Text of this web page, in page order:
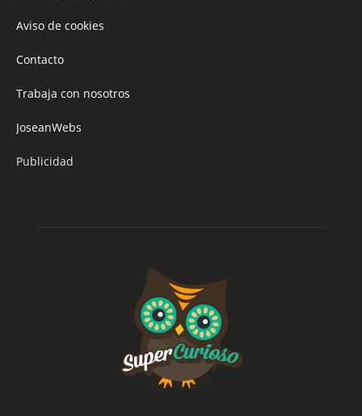
Aviso de cookies
Contacto
Trabaja con nosotros
JoseanWebs
Publicidad